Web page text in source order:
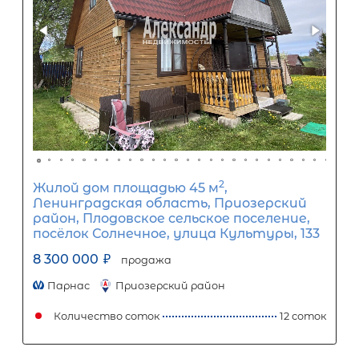
Жилой дом площадью 67 м
Всеволожский р-н, Пять Холмов
7 950 000 ₽